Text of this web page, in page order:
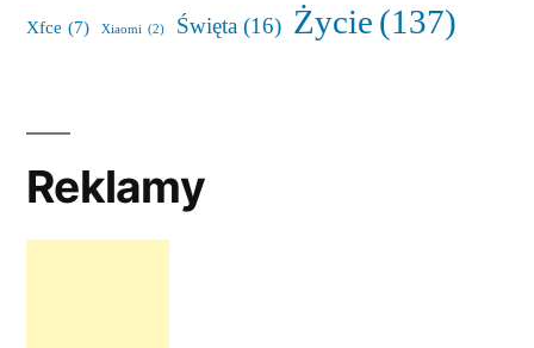
Xfce (7) Xiaomi (2) Święta (16) Życie(137)
Reklamy